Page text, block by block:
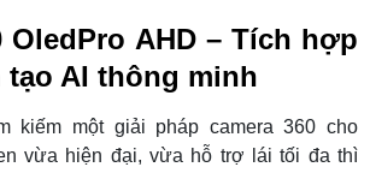
OledPro AHD – Tích hợp
AI thông minh
kiếm một giải pháp camera 360 cho
vừa hiện đại, vừa hỗ trợ lái tối đa thì